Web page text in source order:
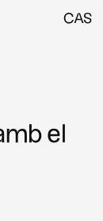
CAS
el